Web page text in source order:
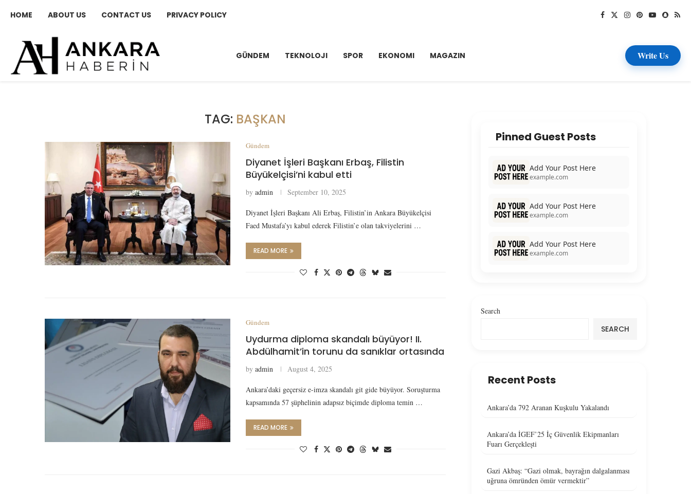
HOME ABOUT US CONTACT US PRIVACY POLICY
GÜNDEM TEKNOLOJI SPOR EKONOMI MAGAZIN Write Us
TAG: BAŞKAN
Gündem
Diyanet İşleri Başkanı Erbaş, Filistin
Büyükelçisi’ni kabul etti
by admin September 10, 2025
Diyanet İşleri Başkanı Ali Erbaş, Filistin’in Ankara Büyükelçisi
Faed Mustafa’yı kabul ederek Filistin’e olan takviyelerini …
READ MORE
Gündem
Uydurma diploma skandalı büyüyor! II.
Abdülhamit’in torunu da sanıklar ortasında
by admin August 4, 2025
Ankara’daki geçersiz e-imza skandalı git gide büyüyor. Soruşturma
kapsamında 57 şüphelinin adapsız biçimde diploma temin …
READ MORE
Pinned Guest Posts
Add Your Post Here
example.com
Add Your Post Here
example.com
Add Your Post Here
example.com
Search
SEARCH
Recent Posts
Ankara’da 792 Aranan Kuşkulu Yakalandı
Ankara’da İGEF’25 İç Güvenlik Ekipmanları
Fuarı Gerçekleşti
Gazi Akbaş: “Gazi olmak, bayrağın dalgalanması
uğruna ömründen ömür vermektir”